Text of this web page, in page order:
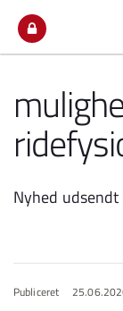
Nyhed
Publiceret